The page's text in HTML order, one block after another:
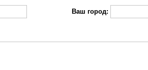
Ваш город: